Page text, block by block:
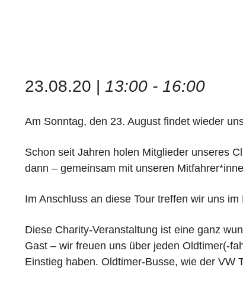
23.08.20 | 13:00 - 16:00
Am Sonntag, den 23. August findet wieder
Schon seit Jahren holen Mitglieder unseres
dann – gemeinsam mit unseren
Im Anschluss an diese Tour treffen wir uns
Diese Charity-Veranstaltung ist eine ganz
Gast – wir freuen uns über jeden Oldtimer(-
Einstieg haben. Oldtimer-Busse, wie der VW